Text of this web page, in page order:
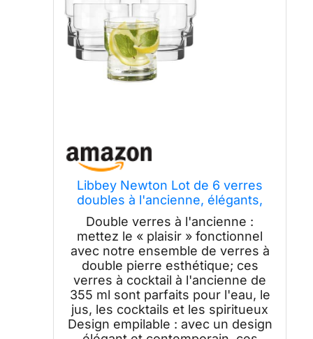
Libbey Newton Lot de 6 verres
doubles à l'ancienne, élégants,
empilables, verres à cocktail
Lowball pour anniversaires,
vacances
Double verres à l'ancienne :
mettez le « plaisir » fonctionnel
avec notre ensemble de verres à
double pierre esthétique; ces
verres à cocktail à l'ancienne de
355 ml sont parfaits pour l'eau, le
jus, les cocktails et les spiritueux
Design empilable : avec un design